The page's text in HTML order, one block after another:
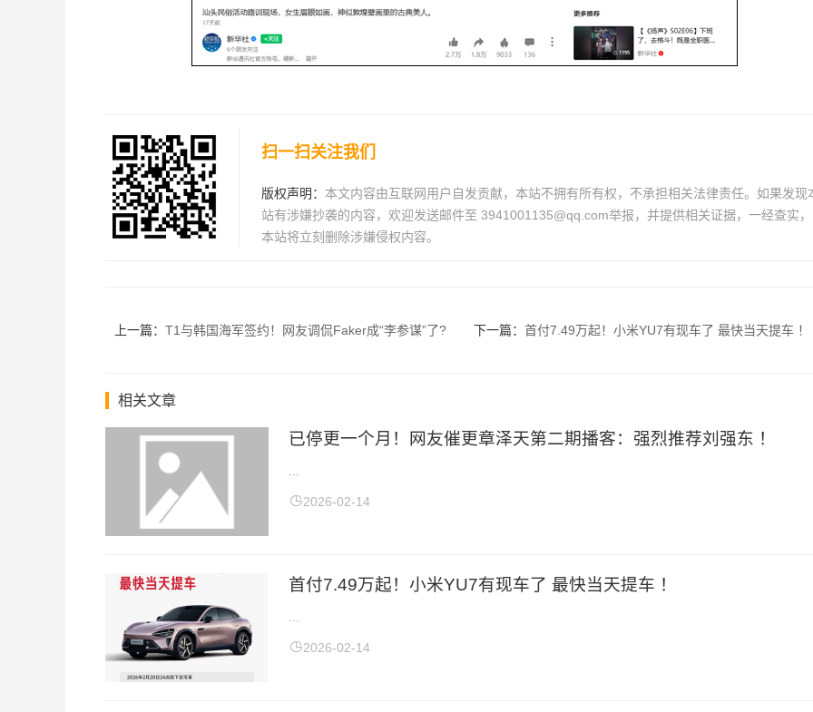
扫一扫关注我们
版权声明： 本文内容由互联网用户自发贡献，本站不拥有所有权，不承担相关法律责任。如果发现
站有涉嫌抄袭的内容，欢迎发送邮件至 3941001135@qq.com举报，并提供相关证据，一经查实，
本站将立刻删除涉嫌侵权内容。
上一篇： T1与韩国海军签约！网友调侃Faker成“李参谋”了? 下一篇： 首付7.49万起！小米YU7有现车了 最快当天提车 ！
相关文章
已停更一个月！网友催更章泽天第二期播客：强烈推荐刘强东 ！
2026-02-14
首付7.49万起！小米YU7有现车了 最快当天提车 ！
2026-02-14